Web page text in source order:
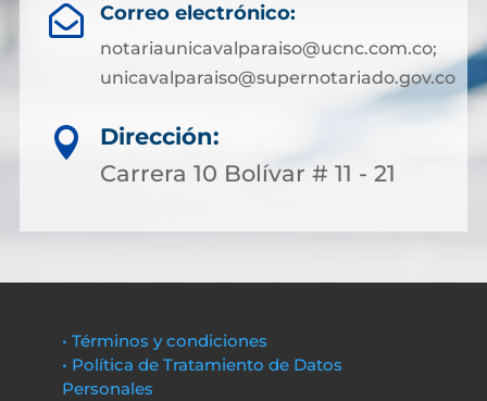
 Correo electrónico:
notariaunicavalparaiso@ucnc.com.co;
unicavalparaiso@supernotariado.gov.co

Dirección:
Carrera 10 Bolívar # 11 - 21
• Términos y condiciones
• Política de Tratamiento de Datos
Personales